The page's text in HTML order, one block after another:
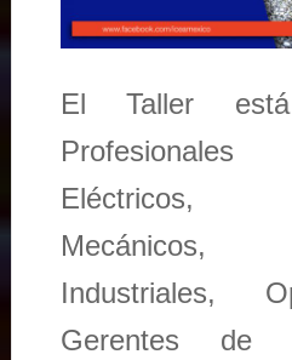
El Taller
Eléctricos,
Mecánicos,
Industriales,
Gerentes de